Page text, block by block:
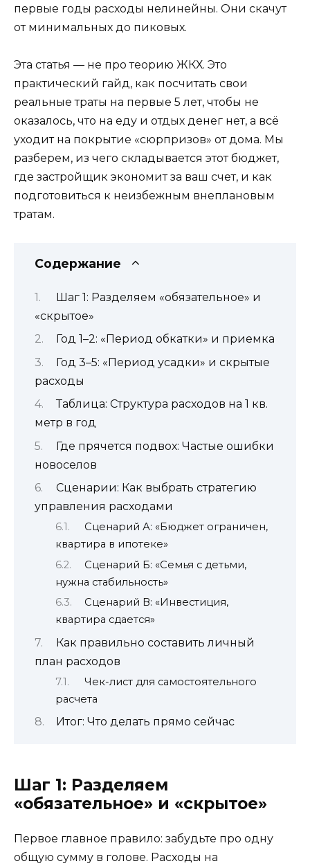
первые годы расходы нелинейны. Они скачут
от минимальных до пиковых.
Эта статья — не про теорию ЖКХ. Это
практический гайд, как посчитать свои
реальные траты на первые 5 лет, чтобы не
оказалось, что на еду и отдых денег нет, а всё
уходит на покрытие «сюрпризов» от дома. Мы
разберем, из чего складывается этот бюджет,
где застройщик экономит за ваш счет, и как
подготовиться к неизбежным внеплановым
тратам.
Содержание
Шаг 1: Разделяем «обязательное» и
«скрытое»
Год 1–2: «Период обкатки» и приемка
Год 3–5: «Период усадки» и скрытые
расходы
Таблица: Структура расходов на 1 кв.
метр в год
Где прячется подвох: Частые ошибки
новоселов
Сценарии: Как выбрать стратегию
управления расходами
Сценарий А: «Бюджет ограничен,
квартира в ипотеке»
Сценарий Б: «Семья с детьми,
нужна стабильность»
Сценарий В: «Инвестиция,
квартира сдается»
Как правильно составить личный
план расходов
Чек-лист для самостоятельного
расчета
Итог: Что делать прямо сейчас
Шаг 1: Разделяем
«обязательное» и «скрытое»
Первое главное правило: забудьте про одну
общую сумму в голове. Расходы на